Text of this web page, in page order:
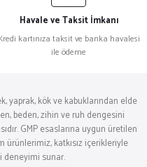
Havale ve Taksit İmkanı
kartınıza taksit ve banka havalesi
ile ödeme
yaprak, kök ve kabuklarından elde
beden, zihin ve ruh dengesini
GMP esaslarına uygun üretilen
ürünlerimiz, katkısız içerikleriyle
deneyimi sunar.